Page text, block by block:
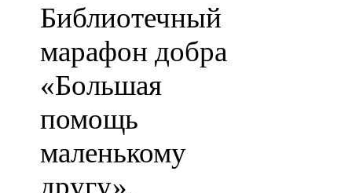
Библиотечный
марафон добра
«Большая
помощь
маленькому
другу»,